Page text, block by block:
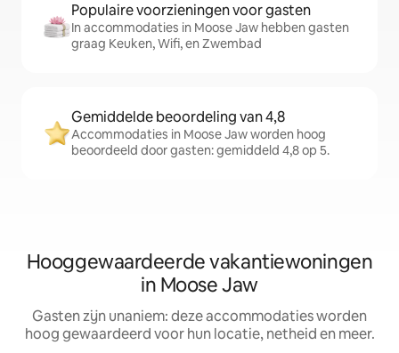
Populaire voorzieningen voor gasten
In accommodaties in Moose Jaw hebben gasten
graag Keuken, Wifi, en Zwembad
Gemiddelde beoordeling van 4,8
Accommodaties in Moose Jaw worden hoog
beoordeeld door gasten: gemiddeld 4,8 op 5.
Hooggewaardeerde vakantiewoningen
in Moose Jaw
Gasten zijn unaniem: deze accommodaties worden
hoog gewaardeerd voor hun locatie, netheid en meer.